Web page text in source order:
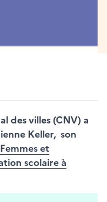
des villes (CNV) a
Keller, son
Femmes et
scolaire à